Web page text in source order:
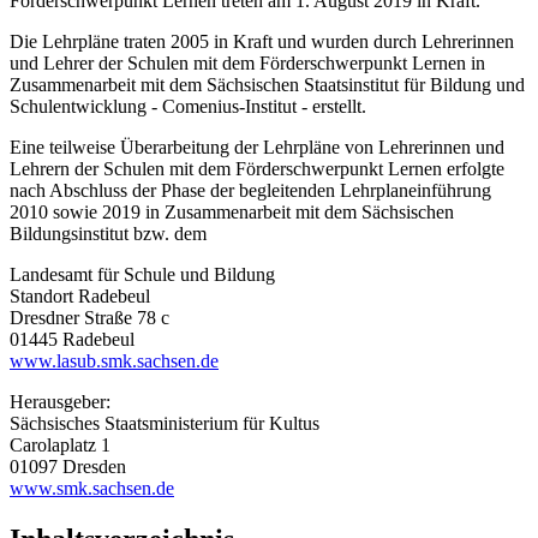
Die Lehrpläne traten 2005 in Kraft und wurden durch Lehrerinnen
und Lehrer der Schulen mit dem Förderschwerpunkt Lernen in
Zusammenarbeit mit dem Sächsischen Staatsinstitut für Bildung und
Schulentwicklung - Comenius-Institut - erstellt.
Eine teilweise Überarbeitung der Lehrpläne von Lehrerinnen und
Lehrern der Schulen mit dem Förderschwerpunkt Lernen erfolgte
nach Abschluss der Phase der begleitenden Lehrplaneinführung
2010 sowie 2019 in Zusammenarbeit mit dem Sächsischen
Bildungsinstitut bzw. dem
Landesamt für Schule und Bildung
Standort Radebeul
Dresdner Straße 78 c
01445 Radebeul
www.lasub.smk.sachsen.de
Herausgeber:
Sächsisches Staatsministerium für Kultus
Carolaplatz 1
01097 Dresden
www.smk.sachsen.de